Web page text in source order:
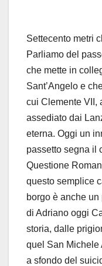
Settecento metri
Parliamo del
che mette in
Sant’Angelo e
cui Clemente VII,
assediato dai
eterna. Oggi un
passetto segna il
Questione
questo semplice
borgo è anche
di Adriano oggi
storia, dalle
quel San Michele
a sfondo del